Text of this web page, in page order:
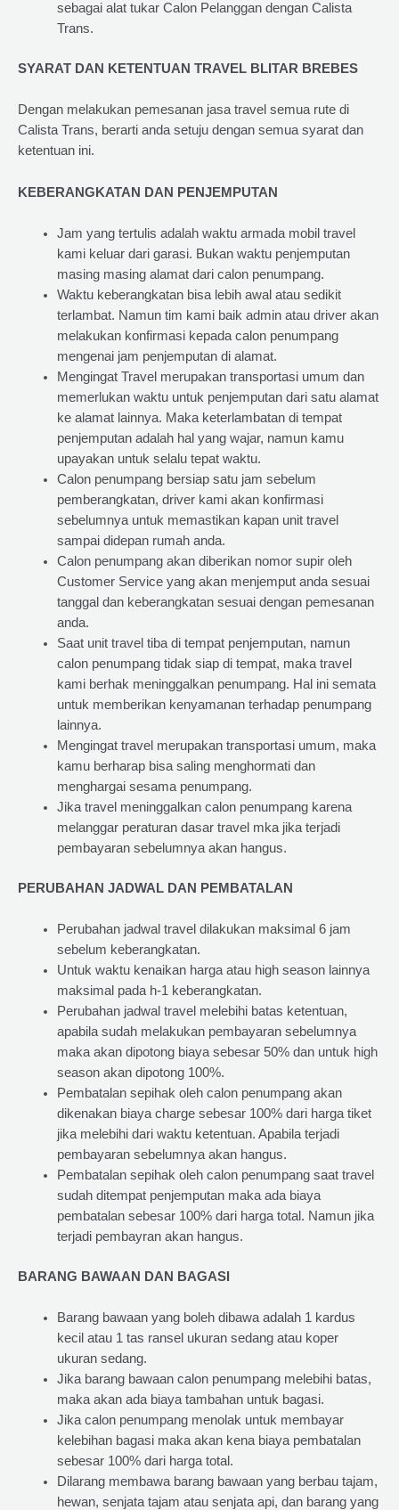
sebagai alat tukar Calon Pelanggan dengan Calista
Trans.
SYARAT DAN KETENTUAN TRAVEL BLITAR BREBES
Dengan melakukan pemesanan jasa travel semua rute di
Calista Trans, berarti anda setuju dengan semua syarat dan
ketentuan ini.
KEBERANGKATAN DAN PENJEMPUTAN
Jam yang tertulis adalah waktu armada mobil travel
kami keluar dari garasi. Bukan waktu penjemputan
masing masing alamat dari calon penumpang.
Waktu keberangkatan bisa lebih awal atau sedikit
terlambat. Namun tim kami baik admin atau driver akan
melakukan konfirmasi kepada calon penumpang
mengenai jam penjemputan di alamat.
Mengingat Travel merupakan transportasi umum dan
memerlukan waktu untuk penjemputan dari satu alamat
ke alamat lainnya. Maka keterlambatan di tempat
penjemputan adalah hal yang wajar, namun kamu
upayakan untuk selalu tepat waktu.
Calon penumpang bersiap satu jam sebelum
pemberangkatan, driver kami akan konfirmasi
sebelumnya untuk memastikan kapan unit travel
sampai didepan rumah anda.
Calon penumpang akan diberikan nomor supir oleh
Customer Service yang akan menjemput anda sesuai
tanggal dan keberangkatan sesuai dengan pemesanan
anda.
Saat unit travel tiba di tempat penjemputan, namun
calon penumpang tidak siap di tempat, maka travel
kami berhak meninggalkan penumpang. Hal ini semata
untuk memberikan kenyamanan terhadap penumpang
lainnya.
Mengingat travel merupakan transportasi umum, maka
kamu berharap bisa saling menghormati dan
menghargai sesama penumpang.
Jika travel meninggalkan calon penumpang karena
melanggar peraturan dasar travel mka jika terjadi
pembayaran sebelumnya akan hangus.
PERUBAHAN JADWAL DAN PEMBATALAN
Perubahan jadwal travel dilakukan maksimal 6 jam
sebelum keberangkatan.
Untuk waktu kenaikan harga atau high season lainnya
maksimal pada h-1 keberangkatan.
Perubahan jadwal travel melebihi batas ketentuan,
apabila sudah melakukan pembayaran sebelumnya
maka akan dipotong biaya sebesar 50% dan untuk high
season akan dipotong 100%.
Pembatalan sepihak oleh calon penumpang akan
dikenakan biaya charge sebesar 100% dari harga tiket
jika melebihi dari waktu ketentuan. Apabila terjadi
pembayaran sebelumnya akan hangus.
Pembatalan sepihak oleh calon penumpang saat travel
sudah ditempat penjemputan maka ada biaya
pembatalan sebesar 100% dari harga total. Namun jika
terjadi pembayran akan hangus.
BARANG BAWAAN DAN BAGASI
Barang bawaan yang boleh dibawa adalah 1 kardus
kecil atau 1 tas ransel ukuran sedang atau koper
ukuran sedang.
Jika barang bawaan calon penumpang melebihi batas,
maka akan ada biaya tambahan untuk bagasi.
Jika calon penumpang menolak untuk membayar
kelebihan bagasi maka akan kena biaya pembatalan
sebesar 100% dari harga total.
Dilarang membawa barang bawaan yang berbau tajam,
hewan, senjata tajam atau senjata api, dan barang yang